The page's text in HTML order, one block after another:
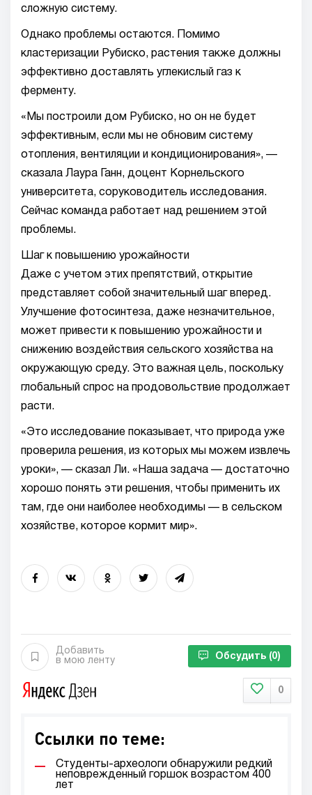
сложную систему.
Однако проблемы остаются. Помимо
кластеризации Рубиско, растения также должны
эффективно доставлять углекислый газ к
ферменту.
«Мы построили дом Рубиско, но он не будет
эффективным, если мы не обновим систему
отопления, вентиляции и кондиционирования», —
сказала Лаура Ганн, доцент Корнельского
университета, соруководитель исследования.
Сейчас команда работает над решением этой
проблемы.
Шаг к повышению урожайности
Даже с учетом этих препятствий, открытие
представляет собой значительный шаг вперед.
Улучшение фотосинтеза, даже незначительное,
может привести к повышению урожайности и
снижению воздействия сельского хозяйства на
окружающую среду. Это важная цель, поскольку
глобальный спрос на продовольствие продолжает
расти.
«Это исследование показывает, что природа уже
проверила решения, из которых мы можем извлечь
уроки», — сказал Ли. «Наша задача — достаточно
хорошо понять эти решения, чтобы применить их
там, где они наиболее необходимы — в сельском
хозяйстве, которое кормит мир».
Добавить
в мою ленту
Обсудить (0)
0
Ссылки по теме:
Студенты-археологи обнаружили редкий
неповрежденный горшок возрастом 400
лет